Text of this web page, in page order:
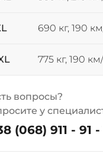
690 кг, 190
775 кг, 190
вопросы?
у
(068) 911 - 91 -